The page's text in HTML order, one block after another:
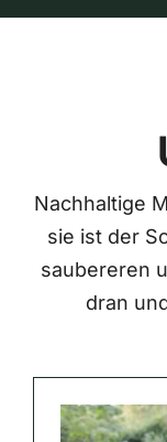
Nachhaltige
sie ist der
saubereren
dran